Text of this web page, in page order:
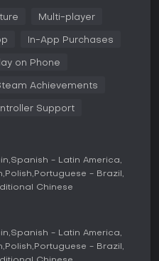
spontanem Chaos. Spieler
Street-Hustler, einen
Heists zusammenarbeiten,
tun haben. Zu den
eines breiten Spektrums an
Missionen kann
werden, um ihre
how oder
Umweltinteraktionen
Die Upgrades dieser
Schatten, Reflexionen
Multi-player
In-App Purchases
on Phone
Achievements
Support
Spanish - Latin America
Polish Portuguese - Brazil
Chinese
Spanish - Latin America
Polish Portuguese - Brazil